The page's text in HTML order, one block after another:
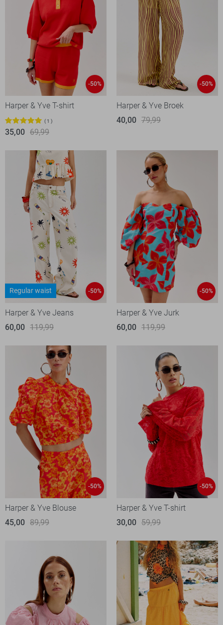
-50%
Harper & Yve T-shirt
1
35,00 69,99
-50%
Harper & Yve Broek
40,00 79,99
Regular waist -50%
Harper & Yve Jeans
60,00 119,99
-50%
Harper & Yve Jurk
60,00 119,99
-50%
Harper & Yve Blouse
45,00 89,99
-50%
Harper & Yve T-shirt
30,00 59,99